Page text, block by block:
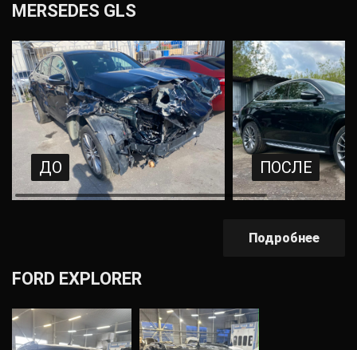
MERSEDES GLS
ДО ПОСЛЕ
Подробнее
FORD EXPLORER